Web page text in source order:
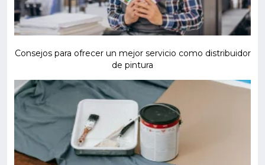
Consejos para ofrecer un mejor servicio como distribuidor
de pintura